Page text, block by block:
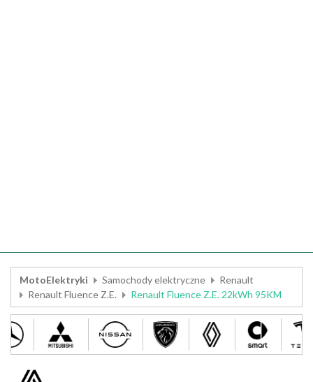
MotoElektryki Samochody elektryczne
Renault
Renault Fluence Z.E.
Renault Fluence Z.E. 22kWh 95KM